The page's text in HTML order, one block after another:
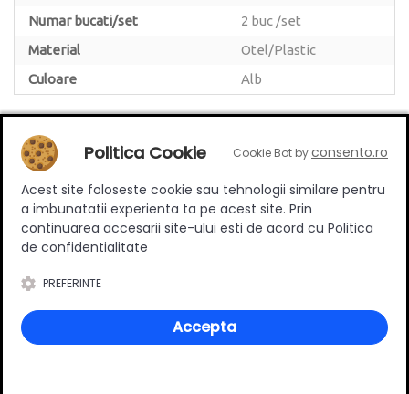
Numar bucati/set
2 buc /set
Material
Otel/Plastic
Culoare
Alb
Review-uri
Deții sau ai utilizat produsul?
Spune-ți părerea acordând o nota produsului
Politica Cookie Cookie Bot byconsento.ro
Acest site foloseste cookie sau tehnologii similare pentru
a imbunatatii experienta ta pe acest site. Prin
continuarea accesarii site-ului esti de acord cu Politica
de confidentialitate
PREFERINTE
Accepta